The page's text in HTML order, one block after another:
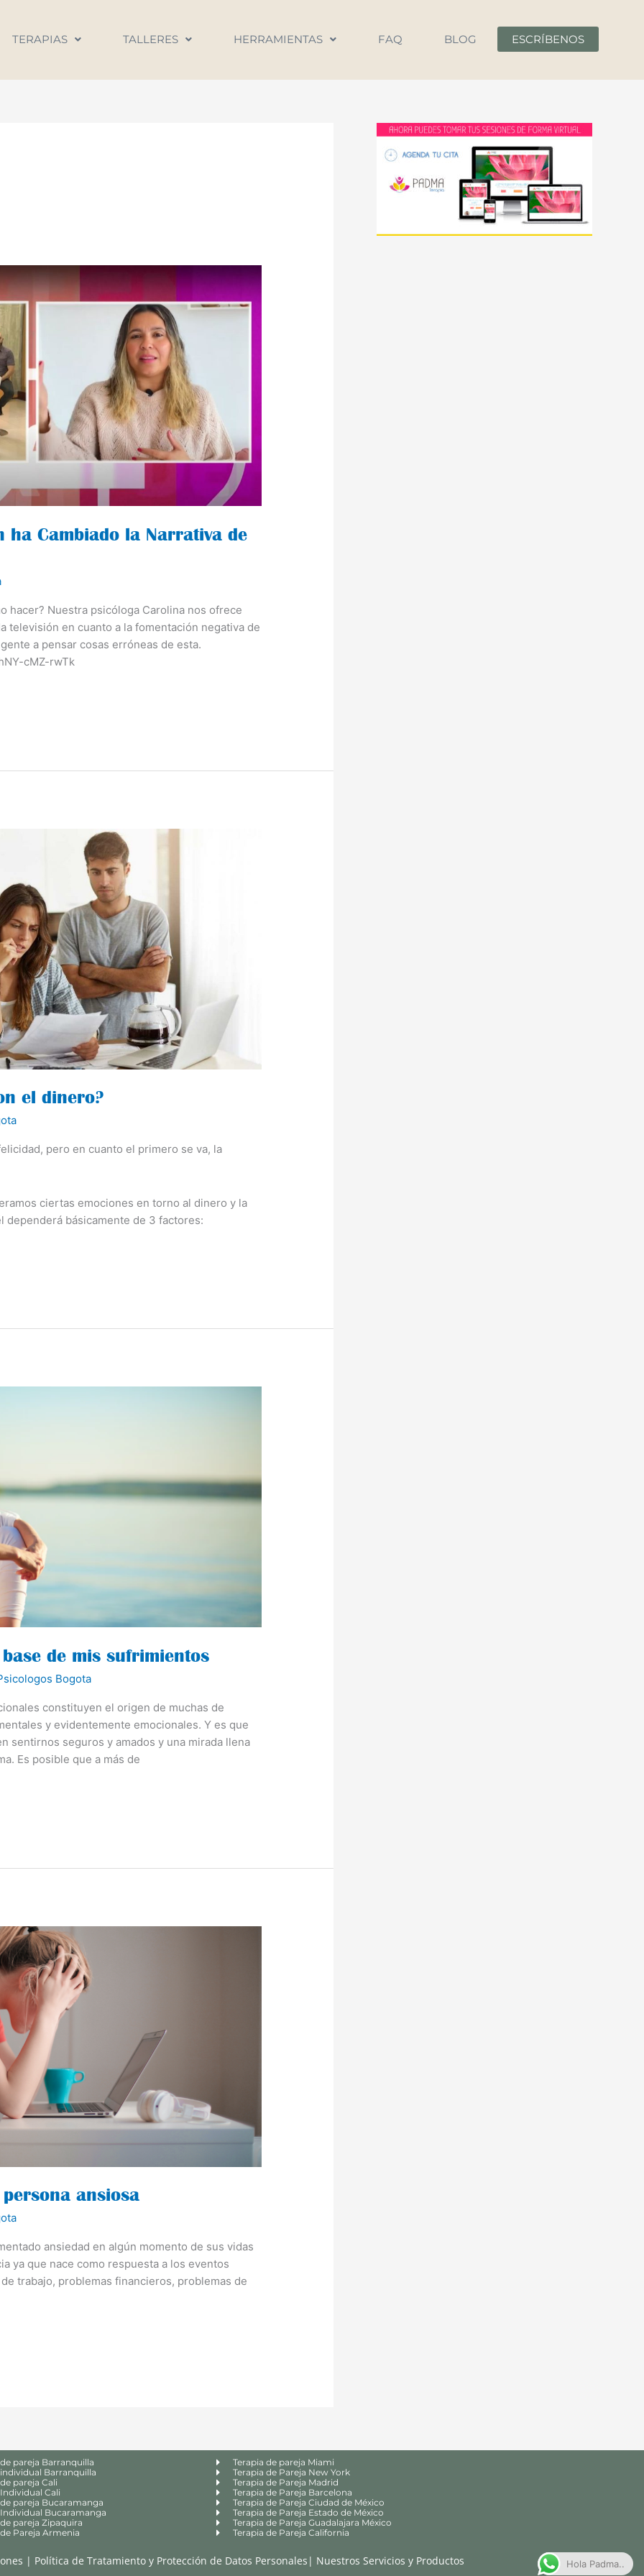
TERAPIAS TALLERES HERRAMIENTAS FAQ BLOG ESCRÍBENOS
ha Cambiado la Narrativa de
hacer? Nuestra psicóloga Carolina nos ofrece
televisión en cuanto a la fomentación negativa de
a pensar cosas erróneas de esta.
cMZ-rwTk
el dinero?
pero en cuanto el primero se va, la
ciertas emociones en torno al dinero y la
dependerá básicamente de 3 factores:
de mis sufrimientos
Bogota
constituyen el origen de muchas de
y evidentemente emocionales. Y es que
sentirnos seguros y amados y una mirada llena
Es posible que a más de
ansiosa
ansiedad en algún momento de sus vidas
ya que nace como respuesta a los eventos
trabajo, problemas financieros, problemas de
pareja Barranquilla
Barranquilla
pareja Cali
Cali
pareja Bucaramanga
Individual Bucaramanga
pareja Zipaquira
Pareja Armenia
Terapia de pareja Miami
Terapia de Pareja New York
Terapia de Pareja Madrid
Terapia de Pareja Barcelona
Terapia de Pareja Ciudad de México
Terapia de Pareja Estado de México
Terapia de Pareja Guadalajara México
Terapia de Pareja California
| Política de Tratamiento y Protección de Datos Personales | Nuestros Servicios y Productos Hola Padma..